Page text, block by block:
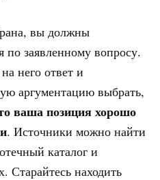
вы должны
по заявленному вопросу.
него ответ и
аргументацию выбрать,
ваша позиция хорошо
. Источники можно найти
каталог и
Старайтесь находить